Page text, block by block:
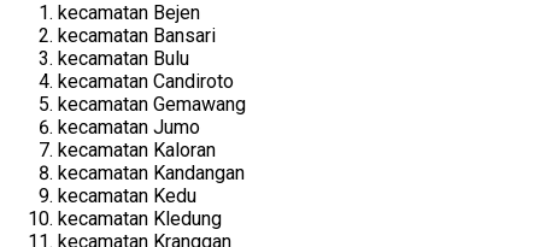
kecamatan Bejen
kecamatan Bansari
kecamatan Bulu
kecamatan Candiroto
kecamatan Gemawang
kecamatan Jumo
kecamatan Kaloran
kecamatan Kandangan
kecamatan Kedu
kecamatan Kledung
kecamatan Kranggan